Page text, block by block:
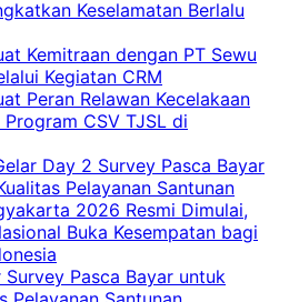
Keselamatan Berlalu
Kemitraan dengan PT Sewu
Kegiatan CRM
Peran Relawan Kecelakaan
CSV TJSL di
Day 2 Survey Pasca Bayar
Pelayanan Santunan
2026 Resmi Dimulai,
Buka Kesempatan bagi
Survey Pasca Bayar untuk